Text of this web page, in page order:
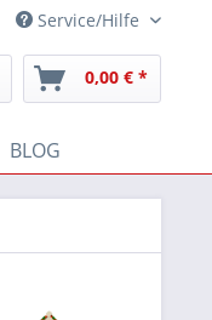
Service/Hilfe
0,00 € *
BLOG